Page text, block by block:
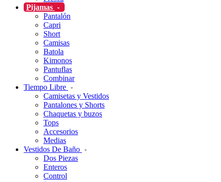
Pijamas
Pantalón
Capri
Short
Camisas
Batola
Kimonos
Pantuflas
Combinar
Tiempo Libre
Camisetas y Vestidos
Pantalones y Shorts
Chaquetas y buzos
Tops
Accesorios
Medias
Vestidos De Baño
Dos Piezas
Enteros
Control